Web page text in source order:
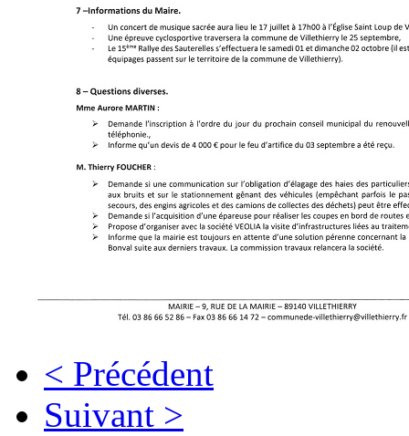
< Précédent
Suivant >